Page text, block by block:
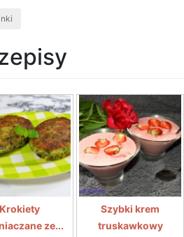
Krokiety
ze...
Szybki krem
truskawkowy